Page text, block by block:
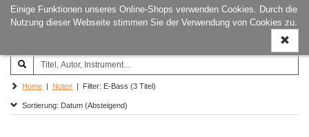
Einige Funktionen unseres Online-Shops verwenden Cookies. Durch die
Nutzung dieser Webseite stimmen Sie der Verwendung von Cookies zu.
ein-/
Joachim‐Trekel‐Musikverlag,
Hamburg
Home | Noten | Filter: E-Bass (3 Titel)
Sortierung: Datum (Absteigend)